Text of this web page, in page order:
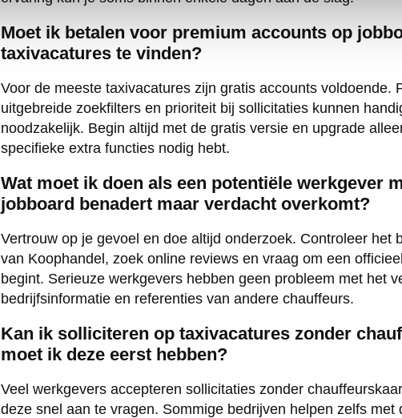
Moet ik betalen voor premium accounts op
taxivacatures te vinden?
Voor de meeste taxivacatures zijn gratis accounts voldoende.
uitgebreide zoekfilters en prioriteit bij sollicitaties kunnen
noodzakelijk. Begin altijd met de gratis versie en upgrade
specifieke extra functies nodig hebt.
Wat moet ik doen als een potentiële werkgever
jobboard benadert maar verdacht overkomt?
Vertrouw op je gevoel en doe altijd onderzoek. Controleer het
van Koophandel, zoek online reviews en vraag om een
begint. Serieuze werkgevers hebben geen probleem met het
bedrijfsinformatie en referenties van andere chauffeurs.
Kan ik solliciteren op taxivacatures zonder
moet ik deze eerst hebben?
Veel werkgevers accepteren sollicitaties zonder
deze snel aan te vragen. Sommige bedrijven helpen zelfs met